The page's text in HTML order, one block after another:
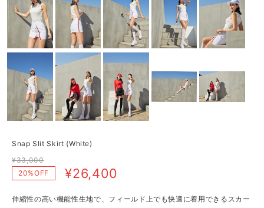
Snap Slit Skirt (White)
¥33,000
20%OFF
¥26,400
伸縮性の高い機能性生地で、フィールド上でも快適に着用できるスカー